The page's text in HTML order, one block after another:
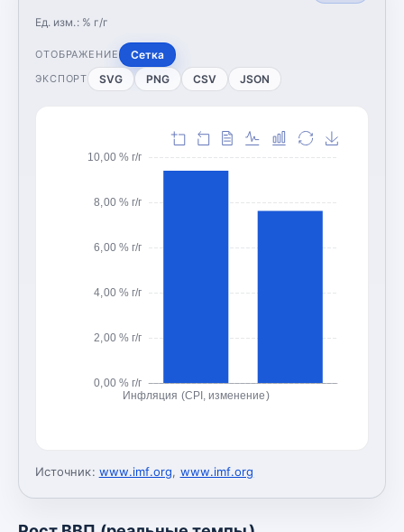
Ед. изм.: % г/г
ОТОБРАЖЕНИЕ Сетка
ЭКСПОРТ SVG PNG CSV JSON
0,00 % г/г
2,00 % г/г
4,00 % г/г
6,00 % г/г
8,00 % г/г
10,00 % г/г
Инфляция (CPI, изменение)
Источник: www.imf.org, www.imf.org